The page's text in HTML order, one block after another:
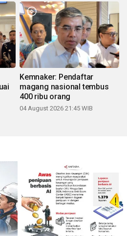
Kemnaker: Pendaftar
magang nasional tembus
400 ribu orang
04 August 2026 21:45 WIB